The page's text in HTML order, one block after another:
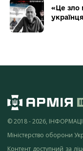
«Це зло
© 2018 - 2026,
Міністерство оборони
Контент доступний за